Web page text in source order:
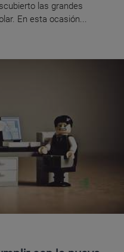
las grandes
En esta ocasión...